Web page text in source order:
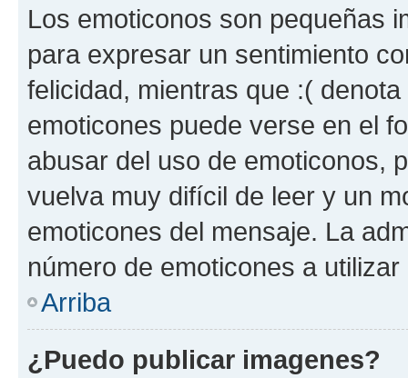
Los emoticonos son pequeñas
para expresar un sentimiento
felicidad, mientras que :(
emoticones puede verse en el
abusar del uso de emoticonos,
vuelva muy difícil de leer y un
emoticones del mensaje. La
número de emoticones a
Arriba
¿Puedo publicar imagenes?